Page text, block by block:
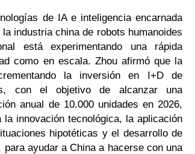
de IA e inteligencia encarnada
industria china de robots humanoides
está experimentando una rápida
como en escala. Zhou afirmó que la
la inversión en I+D de
con el objetivo de alcanzar una
anual de 10.000 unidades en 2026,
la innovación tecnológica, la aplicación
hipotéticas y el desarrollo de
ayudar a China a hacerse con una